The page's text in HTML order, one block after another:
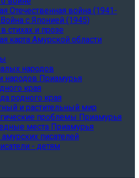
Отечественная война (1941-
с Японией (1945)
стихах и прозе
карта Амурской области
народов
народов Приамурья
края
родного края
и растительный мир
проблемы Приамурья
места Приамурья
писателей
- детям